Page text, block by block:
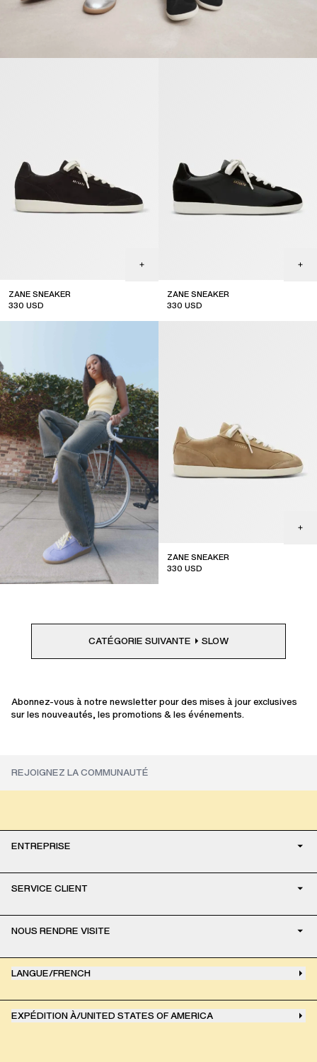
ZANE SNEAKER
330 USD
ZANE SNEAKER
330 USD
ZANE SNEAKER
330 USD
CATÉGORIE SUIVANTE SLOW
Abonnez-vous à notre newsletter pour des mises à jour exclusives
sur les nouveautés, les promotions & les événements.
ENTREPRISE
SERVICE CLIENT
NOUS RENDRE VISITE
LANGUE/FRENCH
EXPÉDITION À/UNITED STATES OF AMERICA